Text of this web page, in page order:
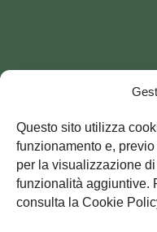
Questo sito utilizza
funzionamento e,
per la visualizzazione
funzionalità aggiuntive.
consulta la Cookie